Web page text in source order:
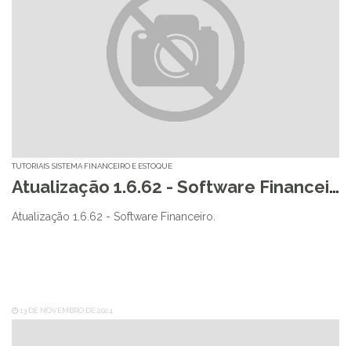
TUTORIAIS SISTEMA FINANCEIRO E ESTOQUE
Atualização 1.6.62 - Software Financeiro
Atualização 1.6.62 - Software Financeiro.
13 DE NOVEMBRO DE 2024